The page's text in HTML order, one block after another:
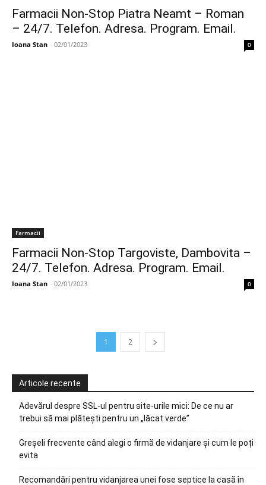
Farmacii Non-Stop Piatra Neamt – Roman
– 24/7. Telefon. Adresa. Program. Email.
Ioana Stan - 02/01/2023 0
Farmacii
Farmacii Non-Stop Targoviste, Dambovita –
24/7. Telefon. Adresa. Program. Email.
Ioana Stan - 02/01/2023 0
1 2
Articole recente
Adevărul despre SSL-ul pentru site-urile mici: De ce nu ar
trebui să mai plătești pentru un „lăcat verde”
Greșeli frecvente când alegi o firmă de vidanjare și cum le poți
evita
Recomandări pentru vidanjarea unei fose septice la casă în